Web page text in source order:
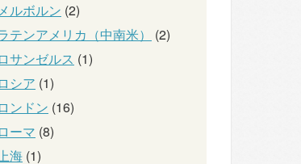
ルボルン (2)
テンアメリカ（中南米）
(2)
ロサンゼルス (1)
ロシア (1)
ロンドン (16)
ローマ (8)
海 (1)